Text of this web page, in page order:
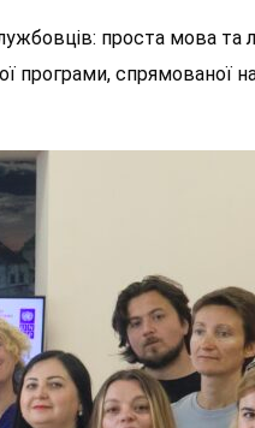
проста мова та
програми, спрямованої